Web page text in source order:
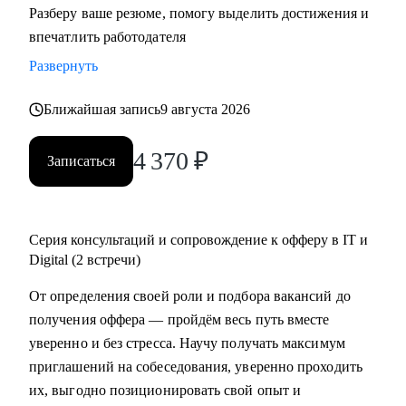
резюме, знаю, как подготовить к переходу в IT и Digital
или управленческую роль;
• Жил 2 года в Финляндии, вернулся в Россию; владею
С чем помогу:
• Составить по-настоящему эффективное резюме;
• Подготовиться к интервью;
опыта;
• Узнать, как попасть в ТОП компанию и расти в ней;
• Узнать, как договариваться о повышении зарплаты;
• Начать управлять процессами, проектами и
сотрудниками.
Кому могу помочь:
Разберу ваше резюме, помогу выделить достижения и
впечатлить работодателя
Развернуть
Ближайшая запись9 августа 2026
Записаться 4 370 ₽
Серия консультаций и сопровождение к офферу в IT и
Digital (2 встречи)
От определения своей роли и подбора вакансий до
получения оффера — пройдём весь путь вместе
уверенно и без стресса. Научу получать максимум
приглашений на собеседования, уверенно проходить
их, выгодно позиционировать свой опыт и